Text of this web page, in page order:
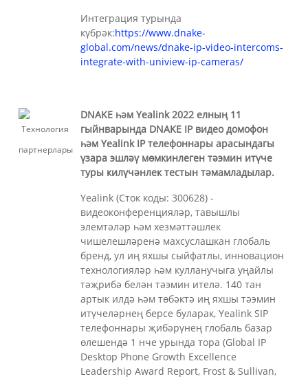
Интеграция турында
күбрәк:https://www.dnake-
global.com/news/dnake-ip-video-intercoms-
integrate-with-uniview-ip-cameras/
DNAKE һәм Yealink 2022 елның 11
гыйнварында DNAKE IP видео домофон
һәм Yealink IP телефоннары арасындагы
үзара эшләү мөмкинлеген тәэмин итүче
туры килүчәнлек тестын тәмамладылар.
Yealink (Сток коды: 300628) -
видеоконференцияләр, тавышлы
элемтәләр һәм хезмәттәшлек
чишелешләренә махсуслашкан глобаль
бренд, ул иң яхшы сыйфатлы, инновацион
технологияләр һәм кулланучыга уңайлы
тәҗрибә белән тәэмин ителә. 140 тан
артык илдә һәм төбәктә иң яхшы тәэмин
итүчеләрнең берсе буларак, Yealink SIP
телефоннары җибәрүнең глобаль базар
өлешендә 1 нче урында тора (Global IP
Desktop Phone Growth Excellence
Leadership Award Report, Frost & Sullivan,